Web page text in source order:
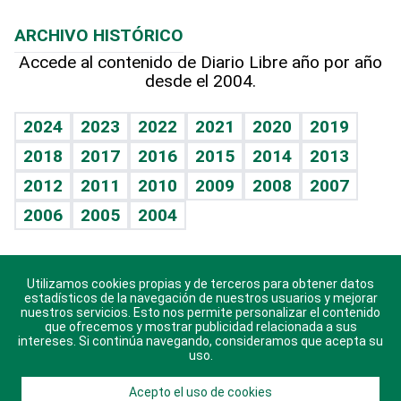
Hablando con el pediatra
Vida y familia
Eñe
Celebrando la vida
Sin complejos
En pocas palabras
Escuchando al corazón
Economía Personal
Línea de hit
TBT Deportivo
Hecho en casa
Guía del dinero
Cumpleaños
Horóscopos
Crucigramas
ARCHIVO HISTÓRICO
Accede al contenido de Diario Libre año por año
desde el 2004.
2024 2023 2022 2021 2020
2019
2018
2017 2016 2015 2014
2013
2012
2011 2010 2009 2008
2007
2006
2005 2004
Descarga nuestras aplicaciones para Android, iOS y
sistema Huawei.
Utilizamos cookies propias y de terceros para obtener datos
estadísticos de la navegación de nuestros usuarios y mejorar
nuestros servicios. Esto nos permite personalizar el contenido
que ofrecemos y mostrar publicidad relacionada a sus
intereses. Si continúa navegando, consideramos que acepta su
uso.
Acepto el uso de cookies